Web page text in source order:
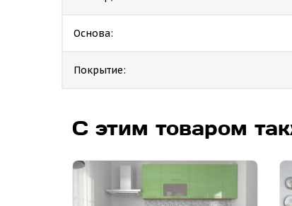
Основа:
Покрытие:
С этим товаром